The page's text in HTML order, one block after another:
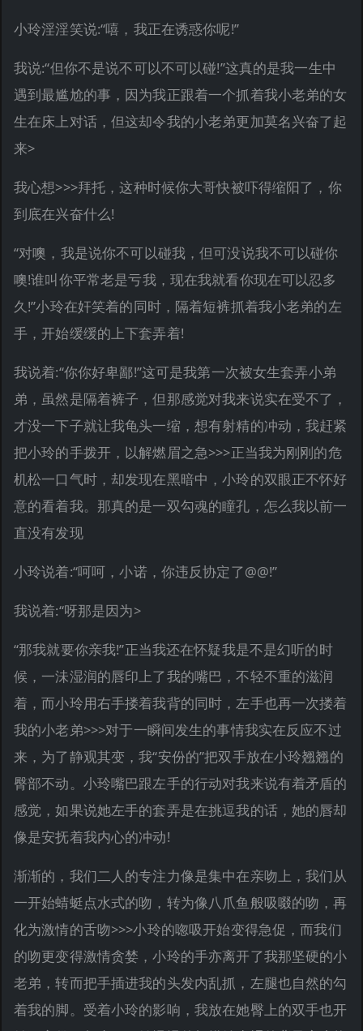
小玲淫淫笑说:“嘻，我正在诱惑你呢!”
我说:“但你不是说不可以不可以碰!”这真的是我一生中
遇到最尴尬的事，因为我正跟着一个抓着我小老弟的女
生在床上对话，但这却令我的小老弟更加莫名兴奋了起
来>
我心想>>>拜托，这种时候你大哥快被吓得缩阳了，你
到底在兴奋什么!
“对噢，我是说你不可以碰我，但可没说我不可以碰你
噢!谁叫你平常老是亏我，现在我就看你现在可以忍多
久!”小玲在奸笑着的同时，隔着短裤抓着我小老弟的左
手，开始缓缓的上下套弄着!
我说着:“你你好卑鄙!”这可是我第一次被女生套弄小弟
弟，虽然是隔着裤子，但那感觉对我来说实在受不了，
才没一下子就让我龟头一缩，想有射精的冲动，我赶紧
把小玲的手拨开，以解燃眉之急>>>正当我为刚刚的危
机松一口气时，却发现在黑暗中，小玲的双眼正不怀好
意的看着我。那真的是一双勾魂的瞳孔，怎么我以前一
直没有发现
小玲说着:“呵呵，小诺，你违反协定了@@!”
我说着:“呀那是因为>
“那我就要你亲我!”正当我还在怀疑我是不是幻听的时
候，一沬湿润的唇印上了我的嘴巴，不轻不重的滋润
着，而小玲用右手搂着我背的同时，左手也再一次搂着
我的小老弟>>>对于一瞬间发生的事情我实在反应不过
来，为了静观其变，我“安份的”把双手放在小玲翘翘的
臀部不动。小玲嘴巴跟左手的行动对我来说有着矛盾的
感觉，如果说她左手的套弄是在挑逗我的话，她的唇却
像是安抚着我内心的冲动!
渐渐的，我们二人的专注力像是集中在亲吻上，我们从
一开始蜻蜓点水式的吻，转为像八爪鱼般吸啜的吻，再
化为激情的舌吻>>>小玲的唿吸开始变得急促，而我们
的吻更变得激情贪婪，小玲的手亦离开了我那坚硬的小
老弟，转而把手插进我的头发内乱抓，左腿也自然的勾
着我的脚。受着小玲的影响，我放在她臀上的双手也开